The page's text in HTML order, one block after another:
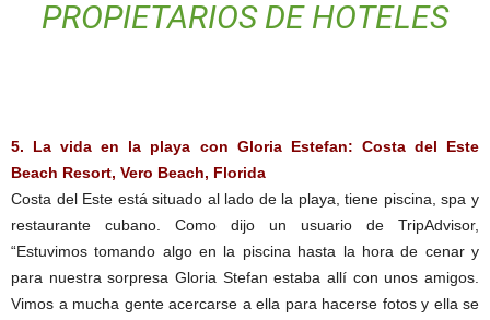
PROPIETARIOS DE HOTELES
5. La vida en la playa con Gloria Estefan: Costa del Este
Beach Resort, Vero Beach, Florida
Costa del Este está situado al lado de la playa, tiene piscina, spa y
restaurante cubano. Como dijo un usuario de TripAdvisor,
“Estuvimos tomando algo en la piscina hasta la hora de cenar y
para nuestra sorpresa Gloria Stefan estaba allí con unos amigos.
Vimos a mucha gente acercarse a ella para hacerse fotos y ella se